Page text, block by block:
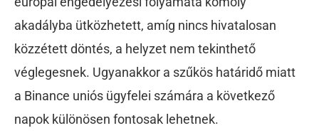
akadályba ütközhetett, amíg nincs hivatalosan
közzétett döntés, a helyzet nem tekinthető
véglegesnek. Ugyanakkor a szűkös határidő miatt
a Binance uniós ügyfelei számára a következő
napok különösen fontosak lehetnek.